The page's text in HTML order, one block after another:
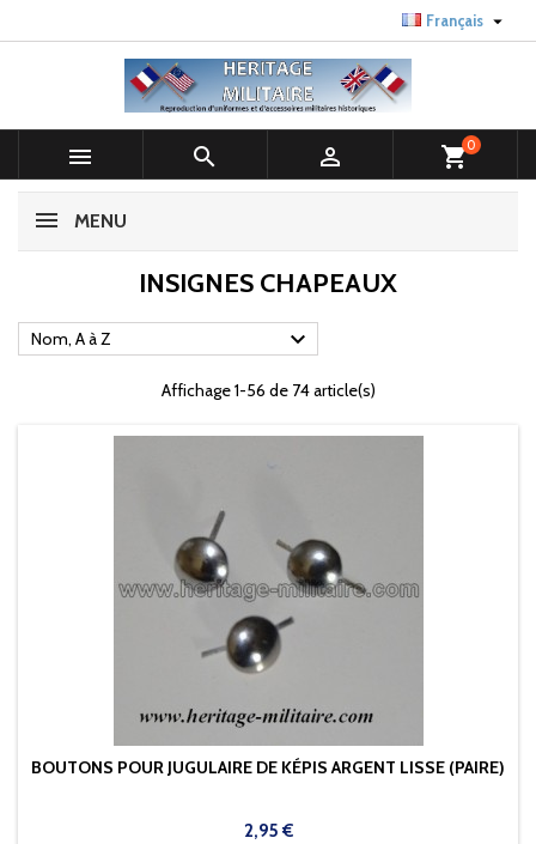
Français 
   shopping_cart0
MENU
INSIGNES CHAPEAUX
Nom, A à Z 
Affichage 1-56 de 74 article(s)
BOUTONS POUR JUGULAIRE DE KÉPIS ARGENT LISSE (PAIRE)
Prix
2,95 €